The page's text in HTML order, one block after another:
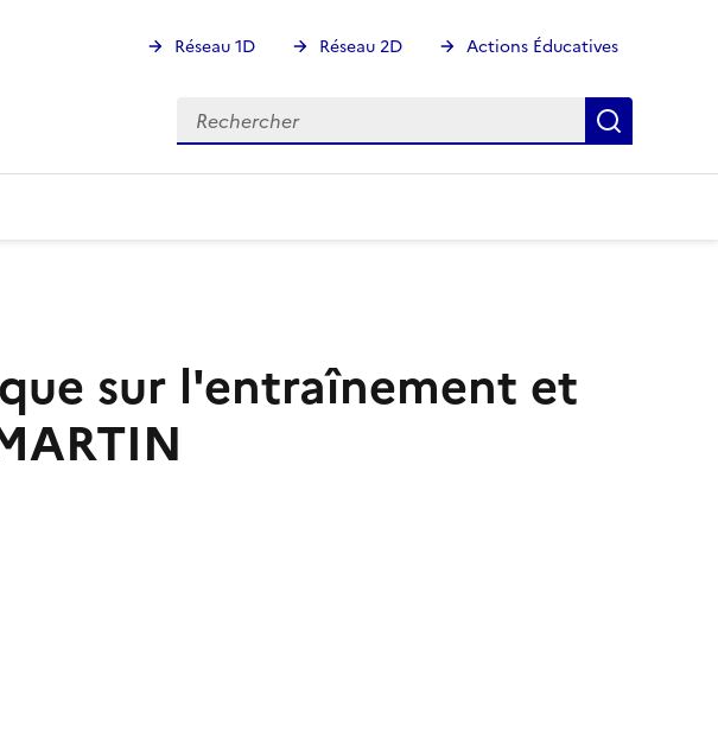
Réseau 1D Réseau 2D Actions Éducatives
Rechercher
Rechercher
sur l'entraînement et